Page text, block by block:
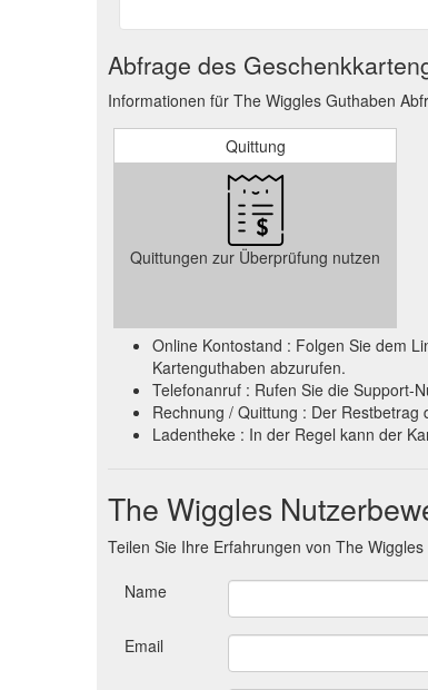
Abfrage des
Informationen für The Wiggles Guthaben
Quittung
Quittungen zur Überprüfung nutzen
Online Kontostand : Folgen Sie dem
Kartenguthaben abzurufen.
Telefonanruf : Rufen Sie die Support-
Rechnung / Quittung : Der
Ladentheke : In der Regel kann der
The Wiggles
Teilen Sie Ihre Erfahrungen von The Wiggles
Name
Email